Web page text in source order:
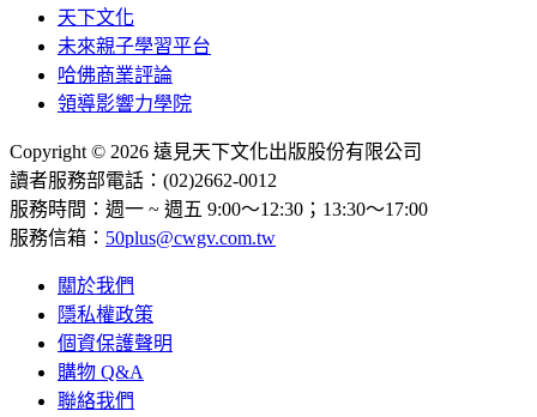
天下文化
未來親子學習平台
哈佛商業評論
領導影響力學院
Copyright © 2026 遠見天下文化出版股份有限公司
讀者服務部電話：(02)2662-0012
服務時間：週一 ~ 週五 9:00～12:30；13:30～17:00
服務信箱： 50plus@cwgv.com.tw
關於我們
隱私權政策
個資保護聲明
購物 Q&A
聯絡我們